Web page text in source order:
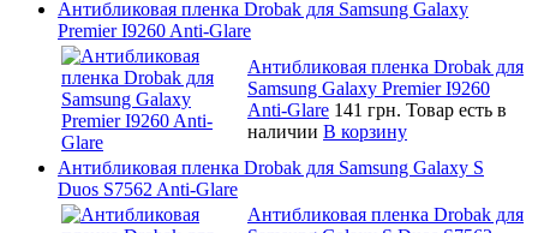
Антибликовая пленка Drobak для Samsung Galaxy
Premier I9260 Anti-Glare
Антибликовая пленка Drobak для
Samsung Galaxy Premier I9260
Anti-Glare 141 грн. Товар есть в
наличии В корзину
Антибликовая пленка Drobak для Samsung Galaxy S
Duos S7562 Anti-Glare
Антибликовая пленка Drobak для